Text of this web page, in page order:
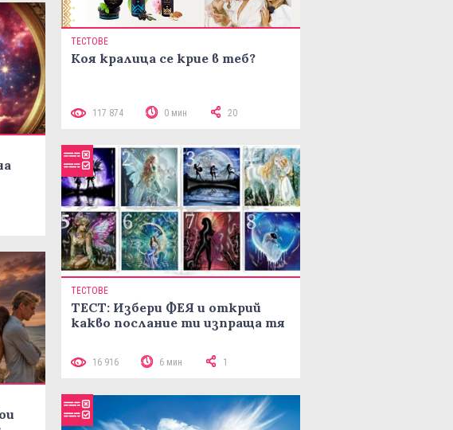
ТЕСТОВЕ
Коя кралица се крие в теб?
117 874 0 мин 20
ТЕСТОВЕ
ТЕСТ: Избери ФЕЯ и открий
какво послание ти изпраща тя
16 916 6 мин 1